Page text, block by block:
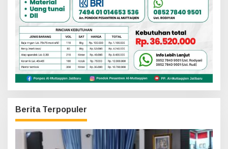
Berita Terpopuler